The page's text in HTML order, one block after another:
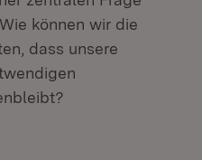
können wir die
dass unsere